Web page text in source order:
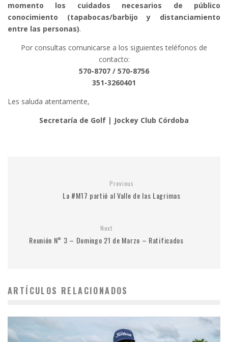
momento los cuidados necesarios de público
conocimiento (tapabocas/barbijo y distanciamiento
entre las personas).
Por consultas comunicarse a los siguientes teléfonos de
contacto:
570-8707 / 570-8756
351-3260401
Les saluda atentamente,
Secretaría de Golf | Jockey Club Córdoba
Previous
La #M17 partió al Valle de las Lagrimas
Next
Reunión N° 3 – Domingo 21 de Marzo – Ratificados
ARTÍCULOS RELACIONADOS